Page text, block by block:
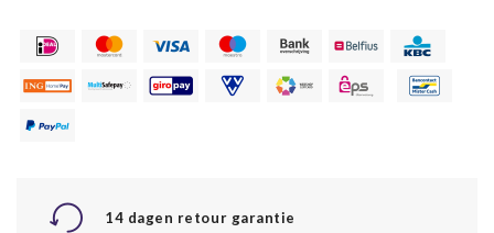
14 dagen retour garantie